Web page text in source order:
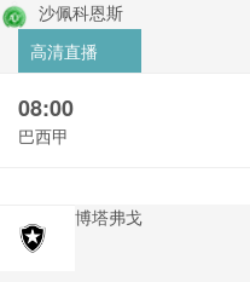
沙佩科恩斯
高清直播
08:00
巴西甲
博塔弗戈